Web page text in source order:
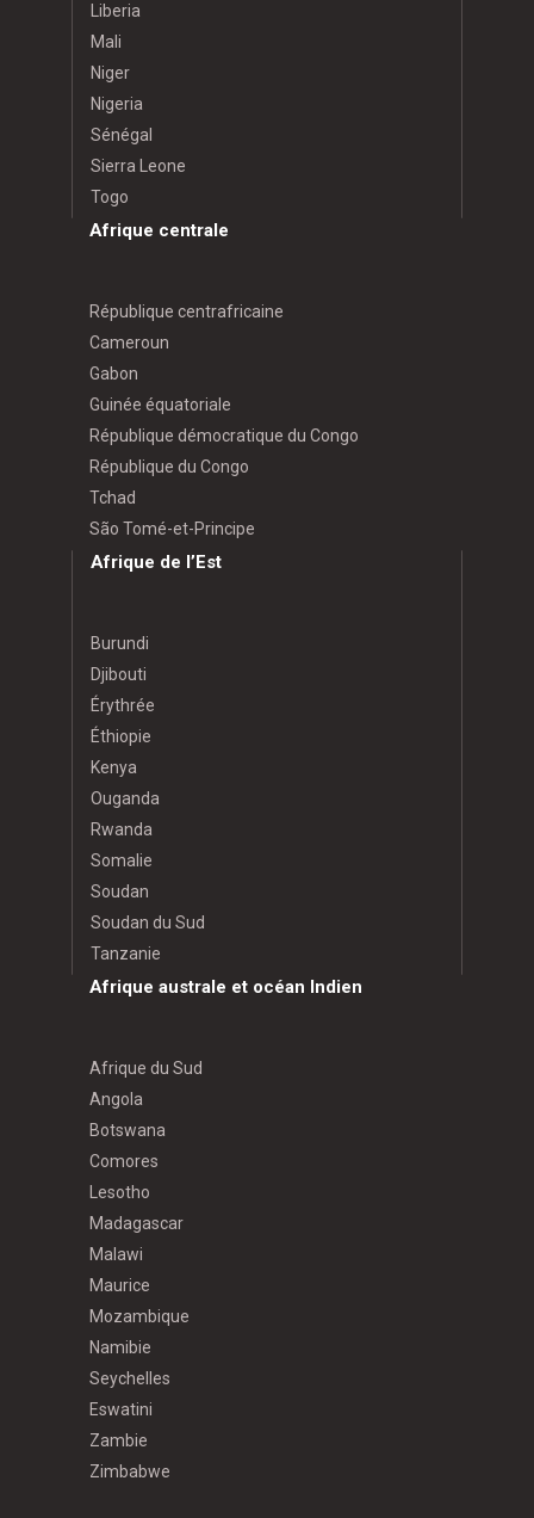
Liberia
Mali
Niger
Nigeria
Sénégal
Sierra Leone
Togo
Afrique centrale
République centrafricaine
Cameroun
Gabon
Guinée équatoriale
République démocratique du Congo
République du Congo
Tchad
São Tomé-et-Principe
Afrique de l’Est
Burundi
Djibouti
Érythrée
Éthiopie
Kenya
Ouganda
Rwanda
Somalie
Soudan
Soudan du Sud
Tanzanie
Afrique australe et océan Indien
Afrique du Sud
Angola
Botswana
Comores
Lesotho
Madagascar
Malawi
Maurice
Mozambique
Namibie
Seychelles
Eswatini
Zambie
Zimbabwe